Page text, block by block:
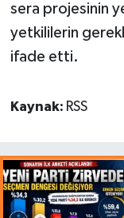
sera projesinin
yetkililerin
ifade etti.
Kaynak: RSS